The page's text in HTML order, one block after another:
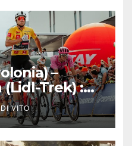
–
Trek) :
di
gialla
VITO